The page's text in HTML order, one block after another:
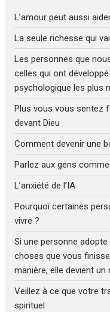
L’amour peut aussi
La seule richesse qui
Les personnes que
celles qui ont
psychologique les plus
Plus vous vous sentez
devant Dieu
Comment devenir une
Parlez aux gens
L’anxiété de l’IA
Pourquoi certaines
vivre ?
Si une personne
choses que vous
manière, elle devient
Veillez à ce que votre
spirituel